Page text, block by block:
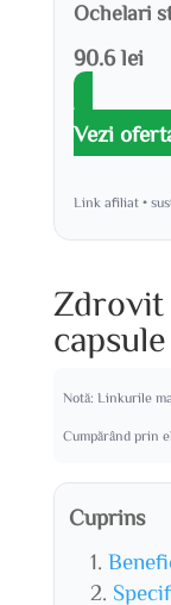
Ochelari
90.6 lei
Vezi
Link afiliat •
Zdrovit
Notă: Linkurile
Cumpărând prin
Cuprins